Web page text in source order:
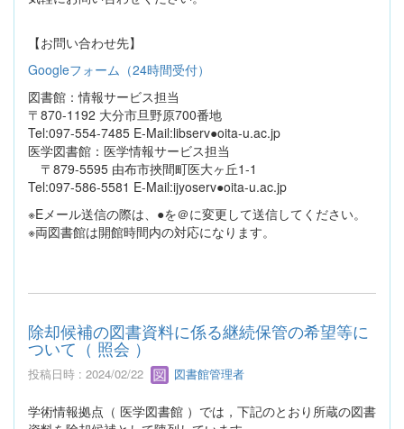
【お問い合わせ先】
Googleフォーム（24時間受付）
図書館：情報サービス担当
〒870-1192 大分市旦野原700番地
Tel:097-554-7485 E-Mail:libserv●oita-u.ac.jp
医学図書館：医学情報サービス担当
〒879-5595 由布市挾間町医大ヶ丘1-1
Tel:097-586-5581 E-Mail:ijyoserv●oita-u.ac.jp
※Eメール送信の際は、●を＠に変更して送信してください。
※両図書館は開館時間内の対応になります。
除却候補の図書資料に係る継続保管の希望等に
ついて（ 照会 ）
投稿日時 : 2024/02/22 図書館管理者
学術情報拠点（ 医学図書館 ）では，下記のとおり所蔵の図書